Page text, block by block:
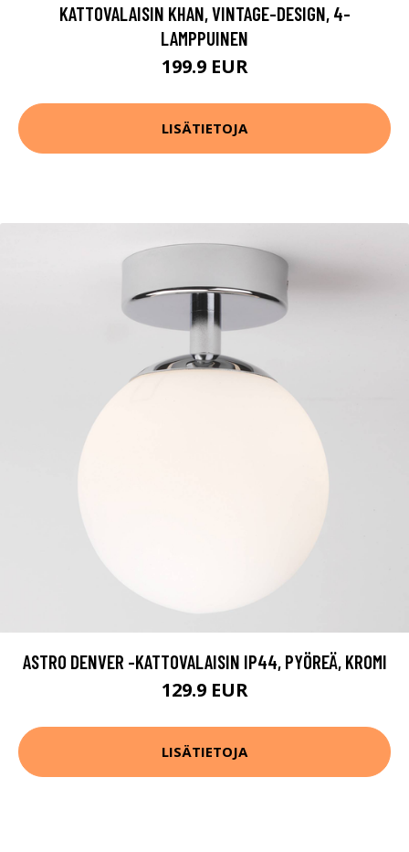
KATTOVALAISIN KHAN, VINTAGE-DESIGN, 4-
LAMPPUINEN
199.9 EUR
LISÄTIETOJA
ASTRO DENVER -KATTOVALAISIN IP44, PYÖREÄ, KROMI
129.9 EUR
LISÄTIETOJA